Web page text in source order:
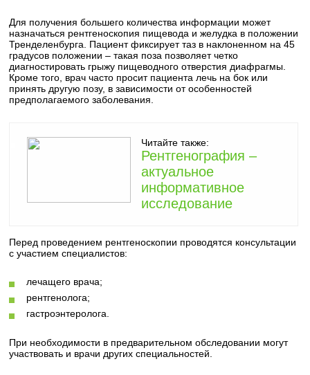
Для получения большего количества информации может
назначаться рентгеноскопия пищевода и желудка в положении
Тренделенбурга. Пациент фиксирует таз в наклоненном на 45
градусов положении – такая поза позволяет четко
диагностировать грыжу пищеводного отверстия диафрагмы.
Кроме того, врач часто просит пациента лечь на бок или
принять другую позу, в зависимости от особенностей
предполагаемого заболевания.
Читайте также:
Рентгенография –
актуальное
информативное
исследование
Перед проведением рентгеноскопии проводятся консультации
с участием специалистов:
лечащего врача;
рентгенолога;
гастроэнтеролога.
При необходимости в предварительном обследовании могут
участвовать и врачи других специальностей.